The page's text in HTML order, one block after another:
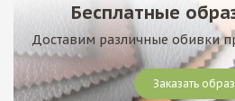
Бесплатные
Доставим различные обивки
Заказать